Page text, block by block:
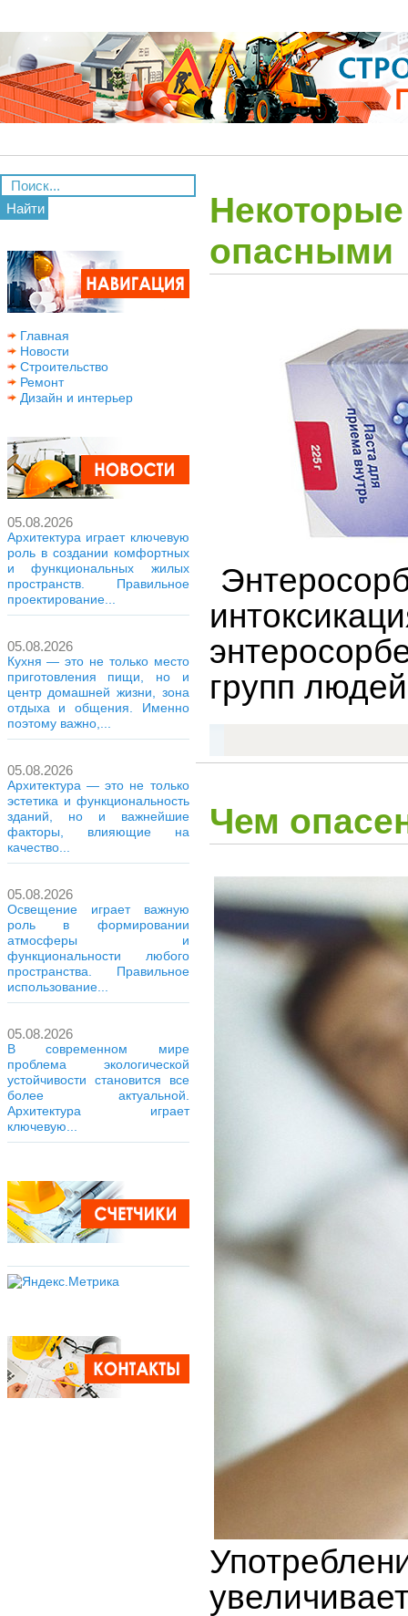
Найти
Главная
Новости
Строительство
Ремонт
Дизайн и интерьер
05.08.2026
Архитектура играет ключевую
роль в создании комфортных
и функциональных жилых
пространств. Правильное
проектирование...
05.08.2026
Кухня — это не только место
приготовления пищи, но и
центр домашней жизни, зона
отдыха и общения. Именно
поэтому важно,...
05.08.2026
Архитектура — это не только
эстетика и функциональность
зданий, но и важнейшие
факторы, влияющие на
качество...
05.08.2026
Освещение играет важную
роль в формировании
атмосферы и
функциональности любого
пространства. Правильное
использование...
05.08.2026
В современном мире
проблема экологической
устойчивости становится все
более актуальной.
Архитектура играет
ключевую...
опасными
групп
Чем